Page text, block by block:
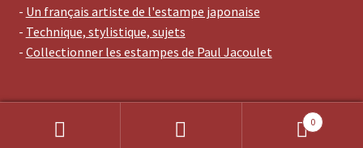
- Un français artiste de l'estampe japonaise
- Technique, stylistique, sujets
- Collectionner les estampes de Paul Jacoulet
Recherche
Recherche
0